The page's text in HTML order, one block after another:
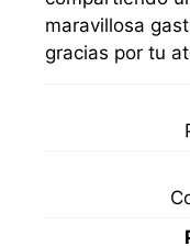
maravillosa
gracias por tu